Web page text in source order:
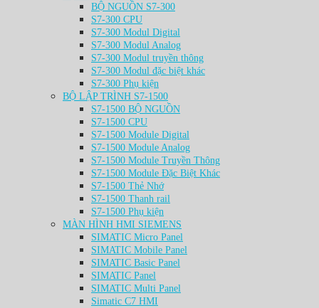
BỘ NGUỒN S7-300
S7-300 CPU
S7-300 Modul Digital
S7-300 Modul Analog
S7-300 Modul truyền thông
S7-300 Modul đặc biệt khác
S7-300 Phụ kiện
BỘ LẬP TRÌNH S7-1500
S7-1500 BỘ NGUỒN
S7-1500 CPU
S7-1500 Module Digital
S7-1500 Module Analog
S7-1500 Module Truyền Thông
S7-1500 Module Đặc Biệt Khác
S7-1500 Thẻ Nhớ
S7-1500 Thanh rail
S7-1500 Phụ kiện
MÀN HÌNH HMI SIEMENS
SIMATIC Micro Panel
SIMATIC Mobile Panel
SIMATIC Basic Panel
SIMATIC Panel
SIMATIC Multi Panel
Simatic C7 HMI